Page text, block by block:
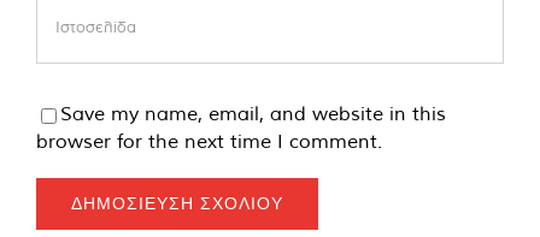
Save my name, email, and website in this
browser for the next time I comment.